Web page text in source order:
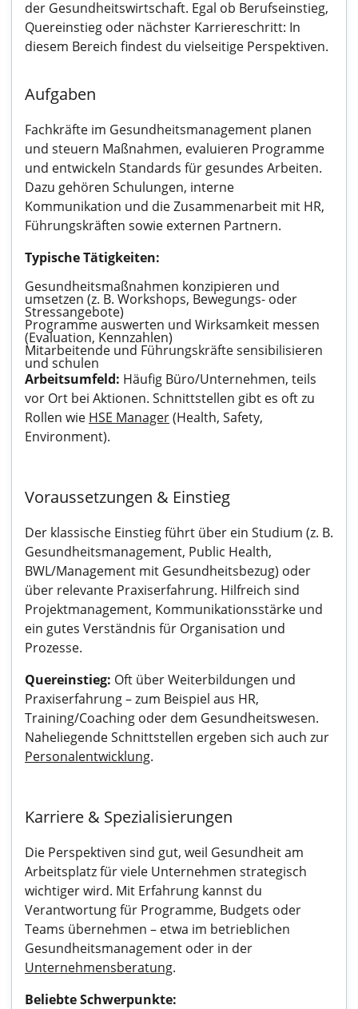
der Gesundheitswirtschaft. Egal ob Berufseinstieg,
Quereinstieg oder nächster Karriereschritt: In
diesem Bereich findest du vielseitige Perspektiven.
Aufgaben
Fachkräfte im Gesundheitsmanagement planen
und steuern Maßnahmen, evaluieren Programme
und entwickeln Standards für gesundes Arbeiten.
Dazu gehören Schulungen, interne
Kommunikation und die Zusammenarbeit mit HR,
Führungskräften sowie externen Partnern.
Typische Tätigkeiten:
Gesundheitsmaßnahmen konzipieren und
umsetzen (z. B. Workshops, Bewegungs- oder
Stressangebote)
Programme auswerten und Wirksamkeit messen
(Evaluation, Kennzahlen)
Mitarbeitende und Führungskräfte sensibilisieren
und schulen
Arbeitsumfeld: Häufig Büro/Unternehmen, teils
vor Ort bei Aktionen. Schnittstellen gibt es oft zu
Rollen wie HSE Manager(Health, Safety,
Environment).
Voraussetzungen & Einstieg
Der klassische Einstieg führt über ein Studium (z. B.
Gesundheitsmanagement, Public Health,
BWL/Management mit Gesundheitsbezug) oder
über relevante Praxiserfahrung. Hilfreich sind
Projektmanagement, Kommunikationsstärke und
ein gutes Verständnis für Organisation und
Prozesse.
Quereinstieg: Oft über Weiterbildungen und
Praxiserfahrung – zum Beispiel aus HR,
Training/Coaching oder dem Gesundheitswesen.
Naheliegende Schnittstellen ergeben sich auch zur
Personalentwicklung.
Karriere & Spezialisierungen
Die Perspektiven sind gut, weil Gesundheit am
Arbeitsplatz für viele Unternehmen strategisch
wichtiger wird. Mit Erfahrung kannst du
Verantwortung für Programme, Budgets oder
Teams übernehmen – etwa im betrieblichen
Gesundheitsmanagement oder in der
Unternehmensberatung.
Beliebte Schwerpunkte: